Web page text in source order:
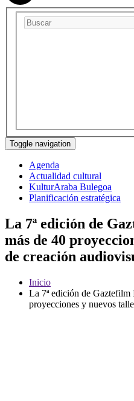
Toggle navigation
Agenda
Actualidad cultural
KulturAraba Bulegoa
Planificación estratégica
La 7ª edición de
más de 40
de creación
Inicio
La 7ª edición de Gaztefilm
proyecciones y nuevos